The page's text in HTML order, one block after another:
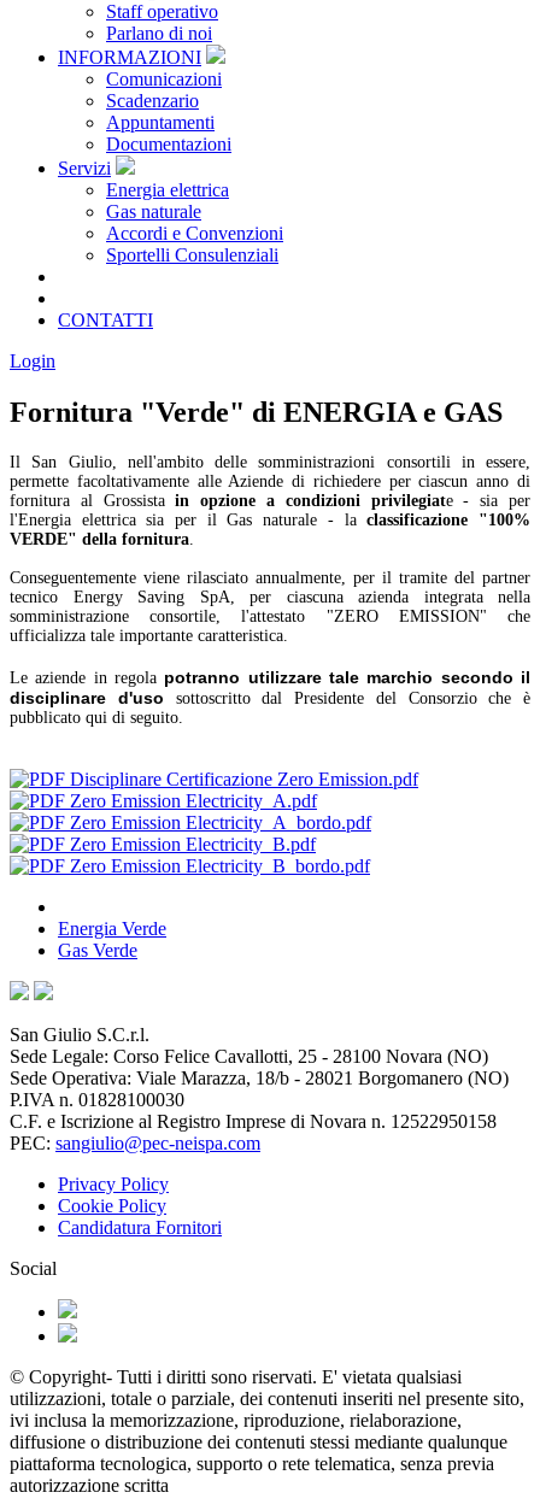
Staff operativo
Parlano di noi
INFORMAZIONI
Comunicazioni
Scadenzario
Appuntamenti
Documentazioni
Servizi
Energia elettrica
Gas naturale
Accordi e Convenzioni
Sportelli Consulenziali
CONTATTI
Login
Fornitura "Verde" di ENERGIA e GAS
Il San Giulio, nell'ambito delle somministrazioni consortili in essere,
permette facoltativamente alle Aziende di richiedere per ciascun anno di
fornitura al Grossistain opzione a condizioni privilegiate - sia per
l'Energia elettrica sia per il Gas naturale - laclassificazione "100%
VERDE" della fornitura
Conseguentemente viene rilasciato annualmente, per il tramite del partner
tecnico Energy Saving SpA, per ciascuna azienda integrata nella
somministrazione consortile, l'attestato "ZERO EMISSION" che
ufficializza tale importante caratteristica.
Le aziende in regola potranno utilizzare tale marchio secondo il
disciplinare d'uso sottoscritto dal Presidente del Consorzio che è
pubblicato qui di seguito.
Disciplinare Certificazione Zero Emission.pdf
Zero Emission Electricity_A.pdf
Zero Emission Electricity_A_bordo.pdf
Zero Emission Electricity_B.pdf
Zero Emission Electricity_B_bordo.pdf
Energia Verde
Gas Verde
San Giulio S.C.r.l.
Sede Legale: Corso Felice Cavallotti, 25 - 28100 Novara (NO)
Sede Operativa: Viale Marazza, 18/b - 28021 Borgomanero (NO)
P.IVA n. 01828100030
C.F. e Iscrizione al Registro Imprese di Novara n. 12522950158
PEC: sangiulio@pec-neispa.com
Privacy Policy
Cookie Policy
Candidatura Fornitori
Social
© Copyright- Tutti i diritti sono riservati. E' vietata qualsiasi
utilizzazioni, totale o parziale, dei contenuti inseriti nel presente sito,
ivi inclusa la memorizzazione, riproduzione, rielaborazione,
diffusione o distribuzione dei contenuti stessi mediante qualunque
piattaforma tecnologica, supporto o rete telematica, senza previa
autorizzazione scritta